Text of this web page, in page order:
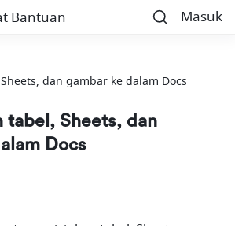
Bantuan Masuk
dan gambar ke dalam Docs
tabel, Sheets, dan
Docs